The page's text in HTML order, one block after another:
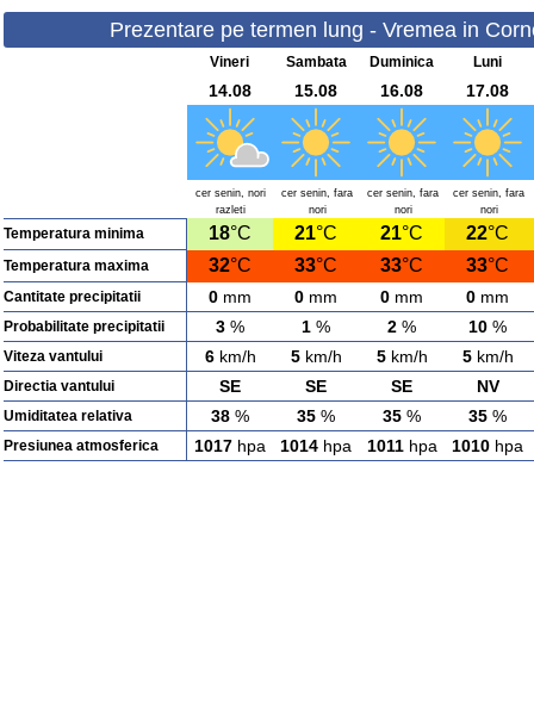
Prezentare pe termen lung - Vremea in
Vineri Sambata Duminica Luni
14.08 15.08 16.08 17.08
cer senin, nori
razleti
cer senin, fara
nori
cer senin, fara
nori
cer senin, fara
nori
Temperatura minima 18°C 21°C 21°C 22°C
Temperatura maxima 32°C 33°C 33°C 33°C
Cantitate precipitatii 0 mm 0 mm 0 mm 0 mm
Probabilitate precipitatii 3 % 1 % 2 % 10 %
Viteza vantului 6km/h 5km/h 5km/h 5km/h
Directia vantului SE SE SE NV
Umiditatea relativa 38 % 35 % 35 % 35 %
Presiunea atmosferica 1017 hpa 1014 hpa 1011hpa 1010 hpa